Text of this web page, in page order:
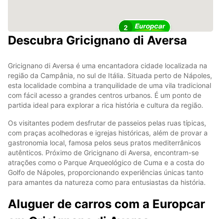
2
Descubra Gricignano di Aversa
Gricignano di Aversa é uma encantadora cidade localizada na
região da Campânia, no sul de Itália. Situada perto de Nápoles,
esta localidade combina a tranquilidade de uma vila tradicional
com fácil acesso a grandes centros urbanos. É um ponto de
partida ideal para explorar a rica história e cultura da região.
Os visitantes podem desfrutar de passeios pelas ruas típicas,
com praças acolhedoras e igrejas históricas, além de provar a
gastronomia local, famosa pelos seus pratos mediterrânicos
autênticos. Próximo de Gricignano di Aversa, encontram-se
atrações como o Parque Arqueológico de Cuma e a costa do
Golfo de Nápoles, proporcionando experiências únicas tanto
para amantes da natureza como para entusiastas da história.
Aluguer de carros com a Europcar